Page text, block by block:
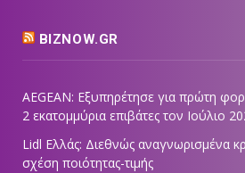
BIZNOW.GR
AEGEAN: Εξυπηρέτησε για πρώτη
2 εκατομμύρια επιβάτες τον Ιούλιο
Lidl Ελλάς: Διεθνώς αναγνωρισμένα
σχέση ποιότητας-τιμής